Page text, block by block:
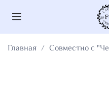
Главная Совместно с